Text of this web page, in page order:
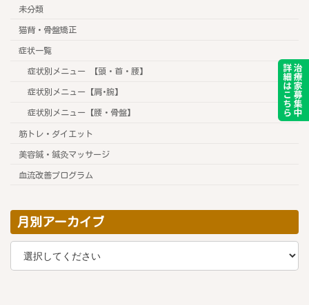
未分類
猫背・骨盤矯正
症状一覧
症状別メニュー 【頭・首・腰】
症状別メニュー【肩･腕】
症状別メニュー【腰・骨盤】
筋トレ・ダイエット
美容鍼・鍼灸マッサージ
血流改善プログラム
月別アーカイブ